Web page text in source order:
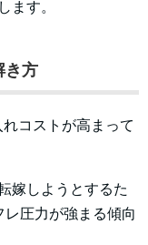
ます。
き方
コストが高まって
嫁しようとするた
圧力が強まる傾向